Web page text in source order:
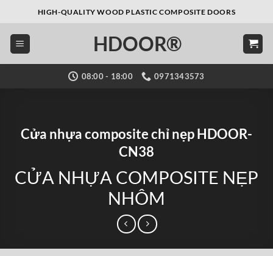
nội
dung
HIGH-QUALITY WOOD PLASTIC COMPOSITE DOORS
HDOOR®
08:00 - 18:00 0971343573
Cửa nhựa composite chỉ nẹp HDOOR-
CN38
CỬA NHỰA COMPOSITE NẸP
NHÔM